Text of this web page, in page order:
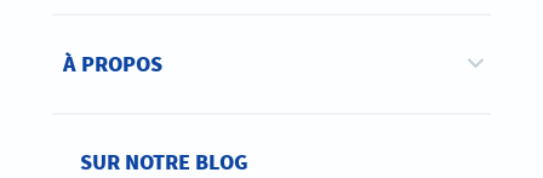
À PROPOS
SUR NOTRE BLOG